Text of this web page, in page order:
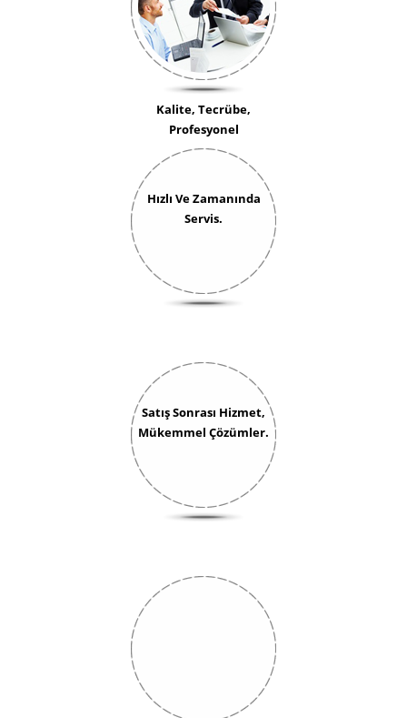
Kalite, Tecrübe,
Profesyonel
Hızlı Ve Zamanında
Servis.
Satış Sonrası Hizmet,
Mükemmel Çözümler.